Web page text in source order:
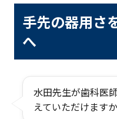
手先の器用さ
へ
水田先生が歯科医
えていただけます